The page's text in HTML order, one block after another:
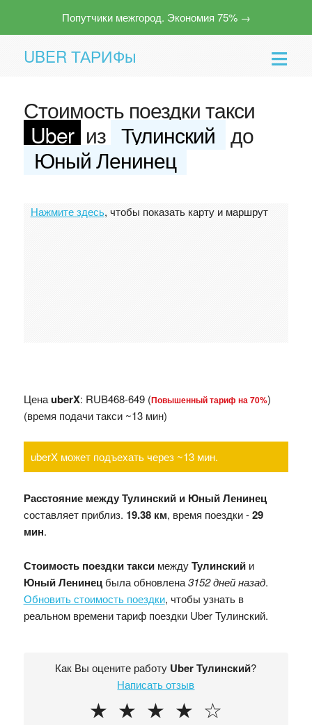
Попутчики межгород. Экономия 75% →
UBER ТАРИФы
Стоимость поездки такси
Uber из Тулинский до
Юный Ленинец
Нажмите здесь, чтобы показать карту и маршрут
ЦенаuberX: RUB468-649 (Повышенный тариф на 70%)
(время подачи такси ~13 мин)
uberX может подъехать через ~13 мин.
Расстояние между Тулинский и Юный Ленинец
составляет приблиз. 19.38 км, время поездки -29
мин.
Стоимость поездки таксимеждуТулинскийи
Юный Ленинецбыла обновлена3152 дней назад.
Обновить стоимость поездки, чтобы узнать в
реальном времени тариф поездки Uber Тулинский.
Как Вы оцените работу Uber Тулинский?
Написать отзыв
☆
★
★
★
★